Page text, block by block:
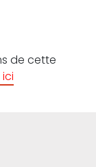
de cette